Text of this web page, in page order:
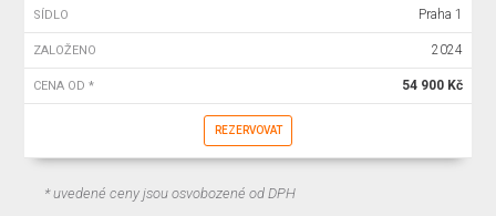
SÍDLO Praha 1
ZALOŽENO 2024
CENA OD * 54 900 Kč
REZERVOVAT
* uvedené ceny jsou osvobozené od DPH